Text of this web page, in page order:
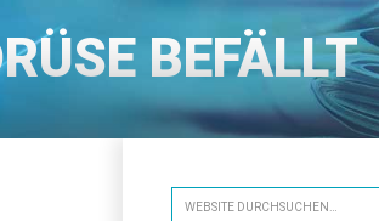
BEFÄLLT
Seitenspalte
Website